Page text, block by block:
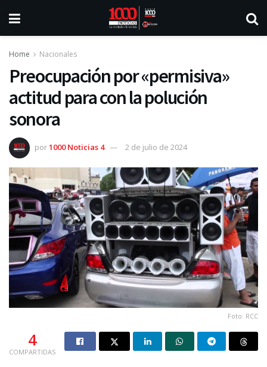
Home Nacionales
Preocupación por «permisiva»
actitud para con la polución
sonora
por1000 Noticias 4 2 de julio de 2024
Foto: RCC
4
COMPARTIDAS